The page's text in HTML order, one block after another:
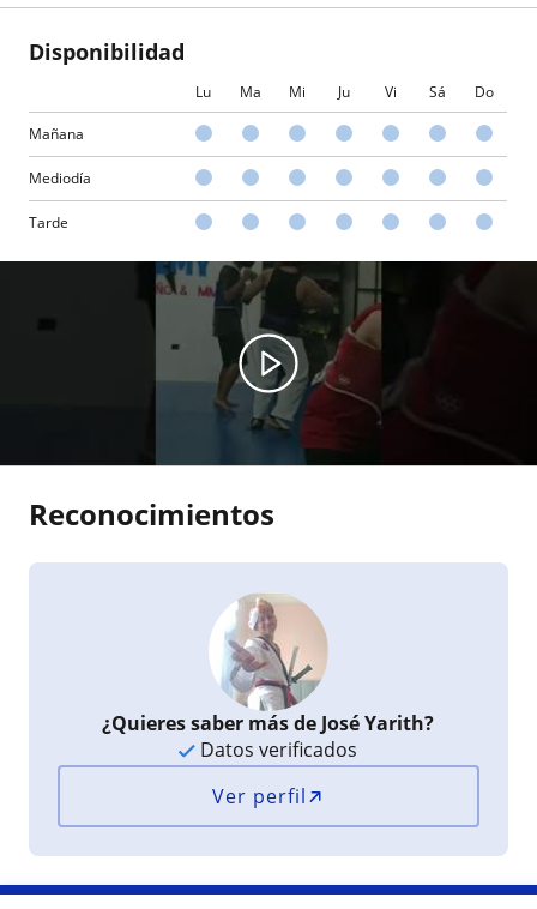
Disponibilidad
Lu Ma Mi Ju Vi Sá Do
Mañana
Mediodía
Tarde
Reconocimientos
¿Quieres saber más de José Yarith?
Datos verificados
Ver perfil